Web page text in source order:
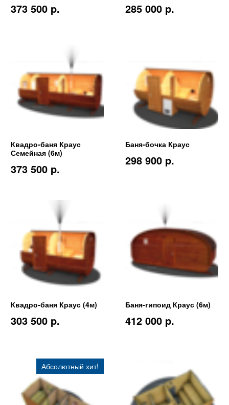
373 500 p. 285 000 p.
Квадро-баня Краус
Семейная (6м)
373 500 p.
Баня-бочка Краус
298 900 p.
Квадро-баня Краус (4м)
303 500 p.
Баня-гипоид Краус (6м)
412 000 p.
Абсолютный хит!